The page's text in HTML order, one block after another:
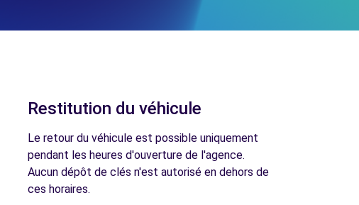
Restitution du véhicule
Le retour du véhicule est possible uniquement
pendant les heures d'ouverture de l'agence.
Aucun dépôt de clés n'est autorisé en dehors de
ces horaires.